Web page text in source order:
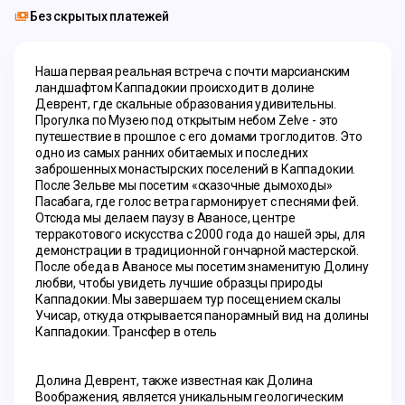
Без скрытых платежей
Наша первая реальная встреча с почти марсианским
ландшафтом Каппадокии происходит в долине
Деврент, где скальные образования удивительны.
Прогулка по Музею под открытым небом Zelve - это
путешествие в прошлое с его домами троглодитов. Это
одно из самых ранних обитаемых и последних
заброшенных монастырских поселений в Каппадокии.
После Зельве мы посетим «сказочные дымоходы»
Пасабага, где голос ветра гармонирует с песнями фей.
Отсюда мы делаем паузу в Аваносе, центре
терракотового искусства с 2000 года до нашей эры, для
демонстрации в традиционной гончарной мастерской.
После обеда в Аваносе мы посетим знаменитую Долину
любви, чтобы увидеть лучшие образцы природы
Каппадокии. Мы завершаем тур посещением скалы
Учисар, откуда открывается панорамный вид на долины
Каппадокии. Трансфер в отель
Долина Деврент, также известная как Долина
Воображения, является уникальным геологическим